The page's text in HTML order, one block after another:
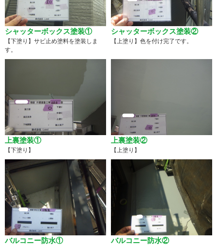
シャッターボックス塗装①
【下塗り】サビ止め塗料を塗装しま
す。
シャッターボックス塗装②
【上塗り】色を付け完了です。
上裏塗装①
【下塗り】
上裏塗装②
【上塗り】
バルコニー防水① バルコニー防水②